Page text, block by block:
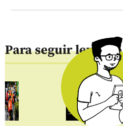
Para seguir leyendo